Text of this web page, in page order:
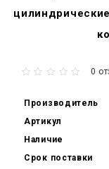
0
Производитель
Артикул
Наличие
Срок поставки